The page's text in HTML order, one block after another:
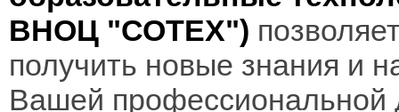
ВНОЦ "СОТЕХ")
получить новые знания и
Вашей профессиональной